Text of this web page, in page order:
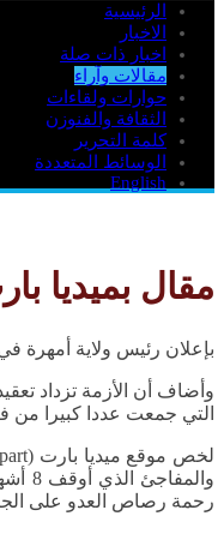
الرئيسية
الاخبار
اخبار ذات صلة
مقالات وآراء
حوارات ولقاءات
الثقافة والفنوزن
كلمة التحرير
الوسائط المتعددة
English
مقال بميديا
بإعلان رئيس ولاية أمهرة في الأول من سبتمبر/أيلول رسميا
التي جمعت عددا كبيرا من فناني العالم عام 1985 لجمع الأموال لمساعدة من
رحمة رصاص العدو على